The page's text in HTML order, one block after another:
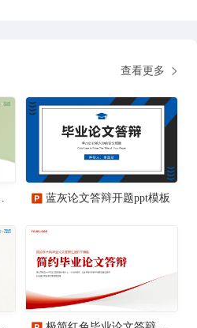
查看更多
蓝灰论文答辩开题ppt模板